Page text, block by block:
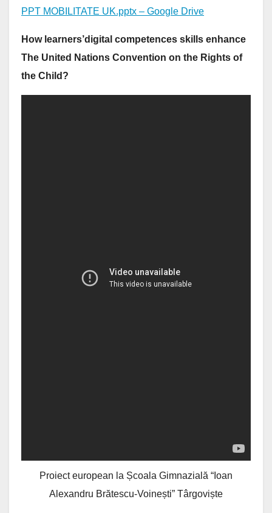
PPT MOBILITATE UK.pptx – Google Drive
How learners’digital competences skills enhance
The United Nations Convention on the Rights of
the Child?
Proiect european la Școala Gimnazială “Ioan
Alexandru Brătescu-Voinești” Târgoviște